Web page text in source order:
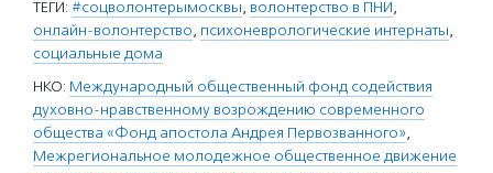
ТЕГИ: #соцволонтерымосквы, волонтерство в ПНИ,
онлайн-волонтерство, психоневрологические интернаты,
социальные дома
НКО: Международный общественный фонд содействия
духовно-нравственному возрождению современного
общества «Фонд апостола Андрея Первозванного»,
Межрегиональное молодежное общественное движение